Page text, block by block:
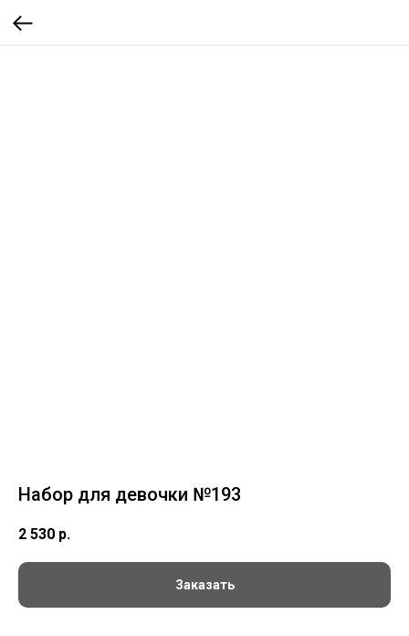
Набор для девочки №193
2 530 р.
Заказать